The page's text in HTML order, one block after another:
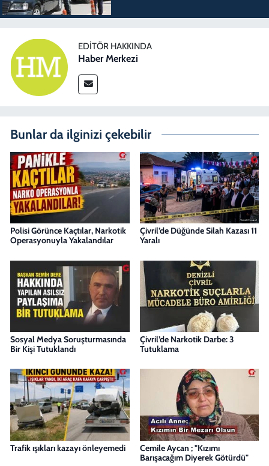
EDITÖR HAKKINDA
Haber Merkezi
Bunlar da ilginizi çekebilir
Polisi Görünce Kaçtılar, Narkotik
Operasyonuyla Yakalandılar
Çivril’de Düğünde Silah Kazası 11
Yaralı
Sosyal Medya Soruşturmasında
Bir Kişi Tutuklandı
Çivril’de Narkotik Darbe: 3
Tutuklama
Trafik ışıkları kazayı önleyemedi
Cemile Aycan ; "Kızımı
Barışacağım Diyerek Götürdü"